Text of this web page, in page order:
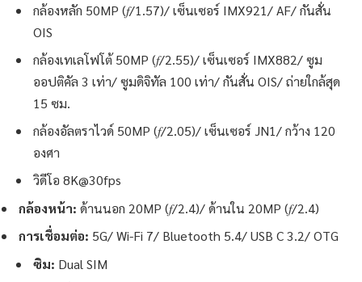
กล้องหลัก 50MP (𝑓/1.57)/ เซ็นเซอร์ IMX921/ AF/ กันสั่น
OIS
กล้องเทเลโฟโต้ 50MP (𝑓/2.55)/ เซ็นเซอร์ IMX882/ ซูม
ออปติคัล 3 เท่า/ ซูมดิจิทัล 100 เท่า/ กันสั่น OIS/ ถ่ายใกล้สุด
15 ซม.
กล้องอัลตราไวด์ 50MP (𝑓/2.05)/ เซ็นเซอร์ JN1/ กว้าง 120
องศา
วิดีโอ 8K@30fps
กล้องหน้า: ด้านนอก 20MP (𝑓/2.4)/ ด้านใน 20MP (𝑓/2.4)
การเชื่อมต่อ: 5G/ Wi-Fi 7/ Bluetooth 5.4/ USB C 3.2/ OTG
ซิม: Dual SIM